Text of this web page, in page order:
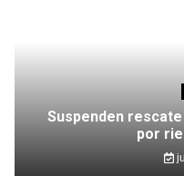
Suspenden
por